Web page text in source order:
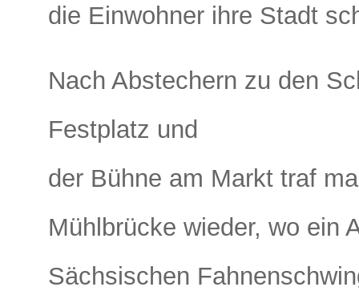
die Einwohner ihre Stadt
Nach Abstechern zu den
Festplatz und
der Bühne am Markt traf
Mühlbrücke wieder, wo ein
Sächsischen